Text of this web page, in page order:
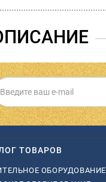
ТОВАРОВ
ОБОРУДОВАНИЕ